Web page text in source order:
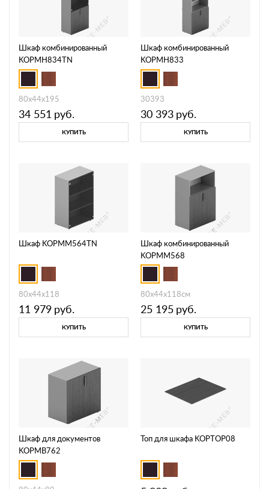
Шкаф комбинированный
KOPMH834TN
80х44х195
34 551 руб.
КУПИТЬ
Шкаф комбинированный
KOPMH833
30393
30 393 руб.
КУПИТЬ
Шкаф KOPMM564TN
80х44х118
11 979 руб.
КУПИТЬ
Шкаф комбинированный
KOPMM568
80х44х118см
25 195 руб.
КУПИТЬ
Шкаф для документов
KOPMB762
Топ для шкафа KOPTOP08